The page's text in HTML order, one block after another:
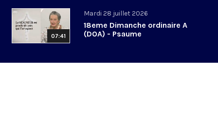
07:41
Mardi 28 juillet 2026
18eme Dimanche ordinaire A
(DOA) - Psaume